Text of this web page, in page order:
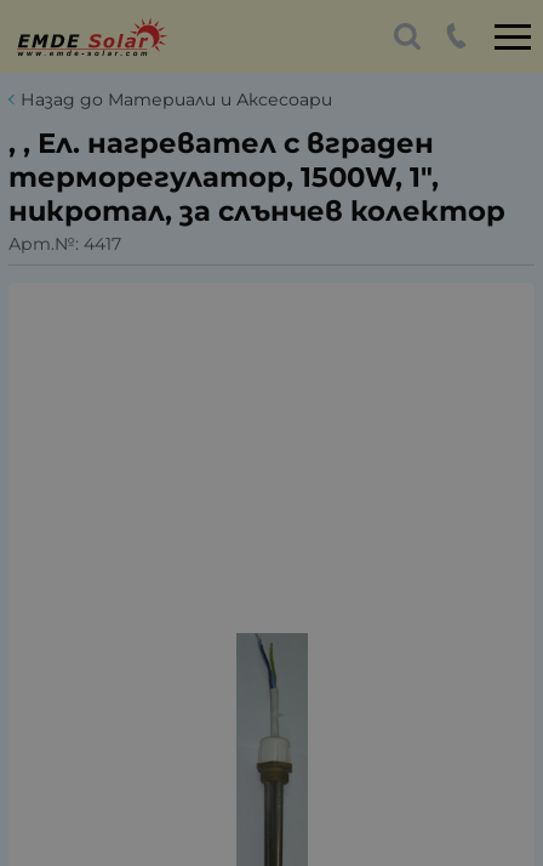
Назад до Материали и Аксесоари
, , Ел. нагревател с вграден
терморегулатор, 1500W, 1",
никротал, за слънчев колектор
Арт.№: 4417